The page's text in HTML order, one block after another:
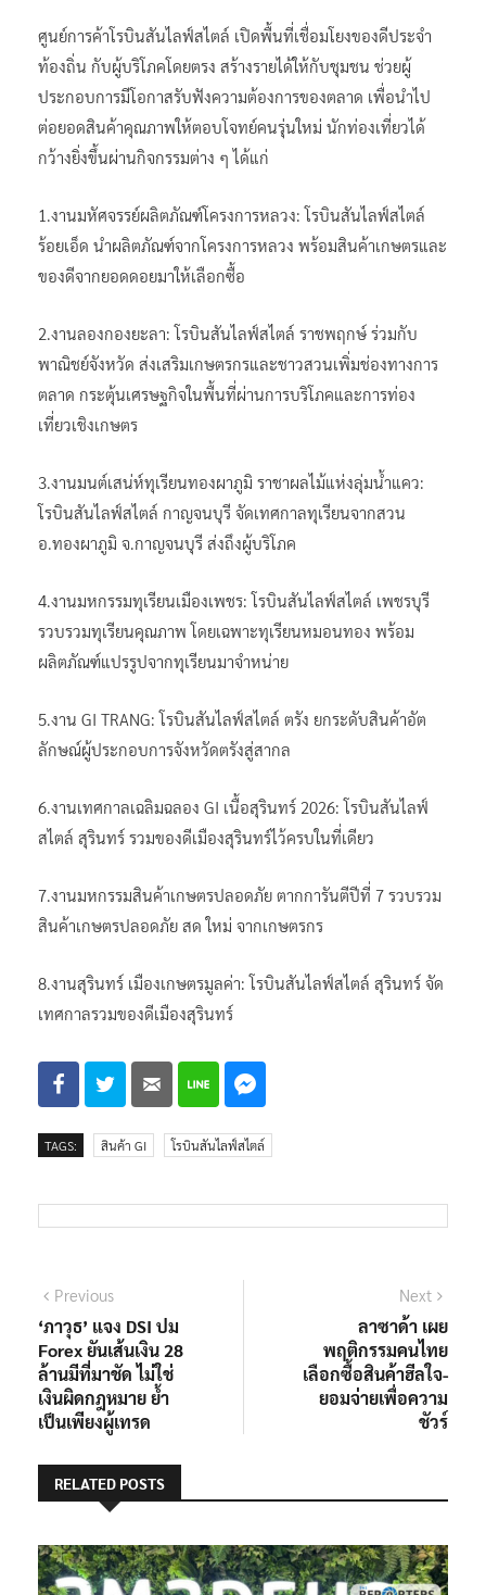
ศูนย์การค้าโรบินสันไลฟ์สไตล์ เปิดพื้นที่เชื่อมโยงของดีประจำ
ท้องถิ่น กับผู้บริโภคโดยตรง สร้างรายได้ให้กับชุมชน ช่วยผู้
ประกอบการมีโอกาสรับฟังความต้องการของตลาด เพื่อนำไป
ต่อยอดสินค้าคุณภาพให้ตอบโจทย์คนรุ่นใหม่ นักท่องเที่ยวได้
กว้างยิ่งขึ้นผ่านกิจกรรมต่าง ๆ ได้แก่
1.งานมหัศจรรย์ผลิตภัณฑ์โครงการหลวง: โรบินสันไลฟ์สไตล์
ร้อยเอ็ด นำผลิตภัณฑ์จากโครงการหลวง พร้อมสินค้าเกษตรและ
ของดีจากยอดดอยมาให้เลือกซื้อ
2.งานลองกองยะลา: โรบินสันไลฟ์สไตล์ ราชพฤกษ์ ร่วมกับ
พาณิชย์จังหวัด ส่งเสริมเกษตรกรและชาวสวนเพิ่มช่องทางการ
ตลาด กระตุ้นเศรษฐกิจในพื้นที่ผ่านการบริโภคและการท่อง
เที่ยวเชิงเกษตร
3.งานมนต์เสน่ห์ทุเรียนทองผาภูมิ ราชาผลไม้แห่งลุ่มน้ำแคว:
โรบินสันไลฟ์สไตล์ กาญจนบุรี จัดเทศกาลทุเรียนจากสวน
อ.ทองผาภูมิ จ.กาญจนบุรี ส่งถึงผู้บริโภค
4.งานมหกรรมทุเรียนเมืองเพชร: โรบินสันไลฟ์สไตล์ เพชรบุรี
รวบรวมทุเรียนคุณภาพ โดยเฉพาะทุเรียนหมอนทอง พร้อม
ผลิตภัณฑ์แปรรูปจากทุเรียนมาจำหน่าย
5.งาน GI TRANG: โรบินสันไลฟ์สไตล์ ตรัง ยกระดับสินค้าอัต
ลักษณ์ผู้ประกอบการจังหวัดตรังสู่สากล
6.งานเทศกาลเฉลิมฉลอง GI เนื้อสุรินทร์ 2026: โรบินสันไลฟ์
สไตล์ สุรินทร์ รวมของดีเมืองสุรินทร์ไว้ครบในที่เดียว
7.งานมหกรรมสินค้าเกษตรปลอดภัย ตากการันตีปีที่ 7 รวบรวม
สินค้าเกษตรปลอดภัย สด ใหม่ จากเกษตรกร
8.งานสุรินทร์ เมืองเกษตรมูลค่า: โรบินสันไลฟ์สไตล์ สุรินทร์ จัด
เทศกาลรวมของดีเมืองสุรินทร์
TAGS: สินค้า GI โรบินสันไลฟ์สไตล์
แนะแนว
เรื่อง
PreviousPrevious
post:
‘ภาวุธ’ แจง DSI ปม
Forex ยันเส้นเงิน 28
ล้านมีที่มาชัด ไม่ใช่
เงินผิดกฎหมาย ย้ำ
เป็นเพียงผู้เทรด
Next
post:
ลาซาด้า เผย
พฤติกรรมคนไทย
เลือกซื้อสินค้าฮีลใจ-
ยอมจ่ายเพื่อความ
ชัวร์
RELATED POSTS